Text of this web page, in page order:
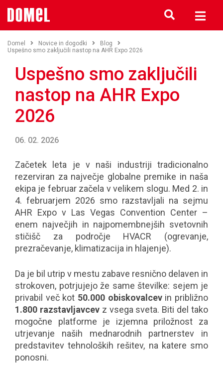
Domel Novice in dogodki
Blog
Uspešno smo zaključili nastop na AHR Expo 2026
Uspešno smo zaključili
nastop na AHR Expo
2026
06. 02. 2026
Začetek leta je v naši industriji tradicionalno
rezerviran za največje globalne premike in naša
ekipa je februar začela v velikem slogu. Med 2. in
4. februarjem 2026 smo razstavljali na sejmu
AHR Expo v Las Vegas Convention Center –
enem največjih in najpomembnejših svetovnih
stičišč za področje HVACR (ogrevanje,
prezračevanje, klimatizacija in hlajenje).
Da je bil utrip v mestu zabave resnično delaven in
strokoven, potrjujejo že same številke: sejem je
privabil več kot 50.000 obiskovalcevin približno
1.800 razstavljavcevz vsega sveta. Biti del tako
mogočne platforme je izjemna priložnost za
utrjevanje naših mednarodnih partnerstev in
predstavitev tehnoloških rešitev, na katere smo
ponosni.